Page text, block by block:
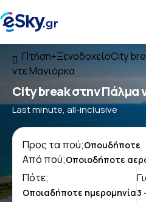
Πτήση+ΞενοδοχείοCity
ντε Μαγιόρκα
City break στην Πάλμα
Last minute, all-inclusive
Προς τα πού;
Από πού;
Πότε;